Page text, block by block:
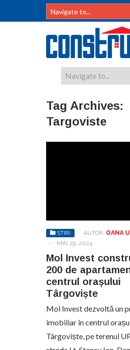
Tag Archives:
Targoviste
STIRI AUTOR: OANA
-
MAI 29, 2024
Mol Invest
200 de
centrul orașului
Târgoviște
Mol Invest dezvoltă un
imobiliar în centrul
Târgoviște, pe terenul